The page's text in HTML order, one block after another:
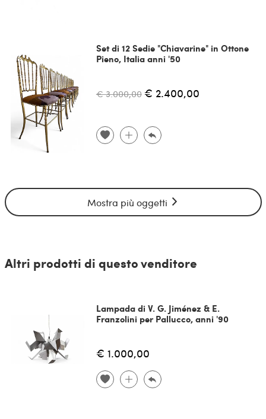
Set di 12 Sedie "Chiavarine" in Ottone
Pieno, Italia anni '50
€ 3.000,00 € 2.400,00
Mostra più oggetti
Altri prodotti di questo venditore
Lampada di V. G. Jiménez & E.
Franzolini per Pallucco, anni '90
€ 1.000,00